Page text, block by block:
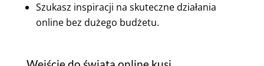
Szukasz inspiracji na skuteczne działania
online bez dużego budżetu.